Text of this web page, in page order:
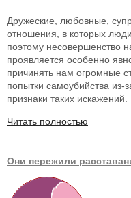
Дружеские, любовные,
отношения, в которых
поэтому несовершенство
проявляется особенно
причинять нам огромные
попытки самоубийства
признаки таких искажений.
Читать полностью
Они пережили